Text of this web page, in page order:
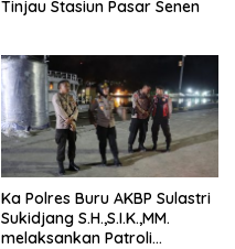
Tinjau Stasiun Pasar Senen
Ka Polres Buru AKBP Sulastri
Sukidjang S.H.,S.I.K.,MM.
melaksankan Patroli